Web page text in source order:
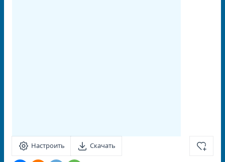
Настроить Скачать